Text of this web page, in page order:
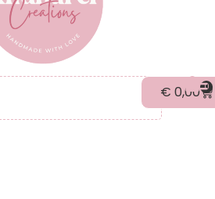
€ 0,00 0